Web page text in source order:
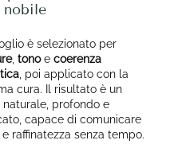
nobile
è selezionato per
, tonoe coerenza
, poi applicato con la
cura. Il risultato è un
naturale, profondo e
capace di comunicare
raffinatezza senza tempo.